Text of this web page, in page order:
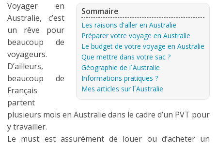
A propos
Contact
Mon journal de bord sur Instagram
Blog voyage
Les derniers articles
Podcast
Préparer son voyage
Sommaire
Les raisons d'aller en Australie
Préparer votre voyage en Australie
Le budget de votre voyage en Australie
Que mettre dans votre sac ?
Géographie de l´Australie
Informations pratiques ?
Mes articles sur l´Australie
Voyager en
Australie, c’est
un rêve pour
beaucoup de
voyageurs.
D’ailleurs,
beaucoup de
Français
partent
plusieurs mois en Australie dans le cadre d’un PVT pour
y travailler.
Le must est assurément de louer ou d’acheter un